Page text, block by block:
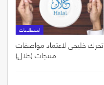
استطلاعات
تحرك خليجي لاعتماد مواصفات
منتجات (حلال)